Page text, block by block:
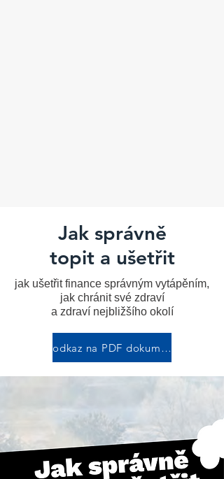
Jak správně
topit a ušetřit
jak ušetřit finance správným vytápěním,
jak chránit své zdraví
a zdraví nejbližšího okolí
odkaz na PDF dokument